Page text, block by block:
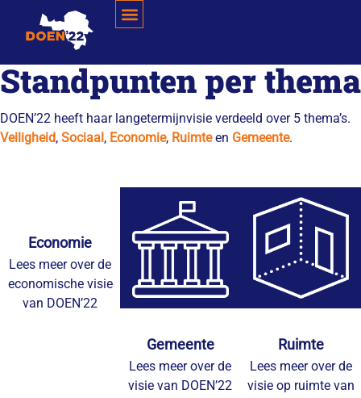
Standpunten per thema
DOEN’22 heeft haar langetermijnvisie verdeeld over 5 thema’s.
Veiligheid, Sociaal, Economie, Ruimteen Gemeente.
Economie
Lees meer over de
economische visie
van DOEN’22
Gemeente
Lees meer over de
visie van DOEN’22
Ruimte
Lees meer over de
visie op ruimte van